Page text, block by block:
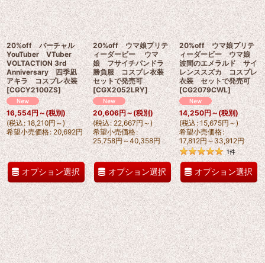
20%off バーチャル
YouTuber VTuber
VOLTACTION 3rd
Anniversary 四季凪
アキラ コスプレ衣装
[CGCY2100ZS]
16,554円～(税別)
(税込 : 18,210円～)
希望小売価格: 20,692円
オプション選択
20%off ウマ娘プリテ
ィーダービー ウマ
娘 フサイチパンドラ
勝負服 コスプレ衣装
セットで発売可
[CGX2052LRY]
20,606円～(税別)
(税込: 22,667円～)
希望小売価格:
25,758円～40,358円
オプション選択
20%off ウマ娘プリテ
ィーダービー ウマ娘
波間のエメラルド サイ
レンススズカ コスプレ
衣装 セットで発売可
[CG2079CWL]
14,250円～(税別)
(税込: 15,675円～)
希望小売価格:
17,812円～33,912円
1件
オプション選択